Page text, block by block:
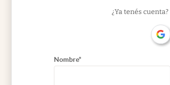
¿Ya tenés cuenta?
Nombre*